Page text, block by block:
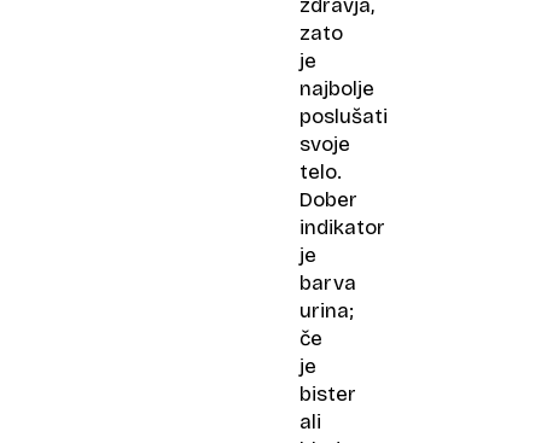
zdravja,
zato
je
najbolje
poslušati
svoje
telo.
Dober
indikator
je
barva
urina;
če
je
bister
ali